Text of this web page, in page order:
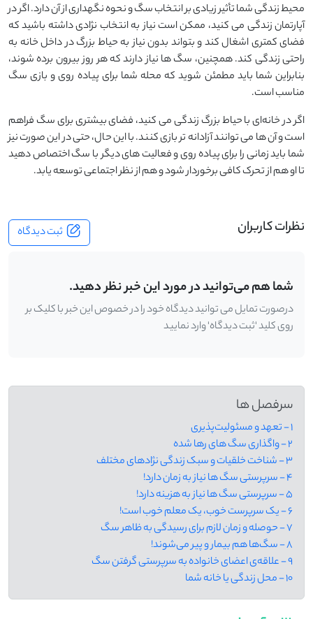
محیط زندگی شما تأثیر زیادی بر انتخاب سگ و نحوه نگهداری از آن دارد. اگر در
آپارتمان زندگی می ‌کنید، ممکن است نیاز به انتخاب نژادی داشته باشید که
فضای کمتری اشغال کند و بتواند بدون نیاز به حیاط بزرگ در داخل خانه به
راحتی زندگی کند. همچنین، سگ ‌ها نیاز دارند که هر روز بیرون برده شوند،
بنابراین شما باید مطمئن شوید که محله شما برای پیاده ‌روی و بازی سگ
مناسب است.
اگر در خانه‌ای با حیاط بزرگ زندگی می ‌کنید، فضای بیشتری برای سگ فراهم
است و آن‌ ها می ‌توانند آزادانه ‌تر بازی کنند. با این حال، حتی در این صورت نیز
شما باید زمانی را برای پیاده‌ روی و فعالیت‌ های دیگر با سگ اختصاص دهید
تا او هم از تحرک کافی برخوردار شود و هم از نظر اجتماعی توسعه یابد.
نظرات کاربران ثبت دیدگاه
شما هم می‌توانید در مورد این خبر نظر دهید.
درصورت تمایل می توانید دیدگاه خود را در خصوص این خبر با کلیک بر
روی کلید 'ثبت دیدگاه' وارد نمایید
سرفصل ها
1 - تعهد و مسئولیت‌پذیری
2 - واگذاری سگ های رها شده
3 - شناخت خلقیات و سبک زندگی نژادهای مختلف
4 - سرپرستی سگ ها نیاز به زمان دارد!
5 - سرپرستی سگ ها نیاز به هزینه دارد!
6 - یک سرپرست خوب، یک معلم خوب است!
7 - حوصله و زمان لازم برای رسیدگی به ظاهر سگ
8 - سگ‌ها هم بیمار و پیر می‌شوند!
9 - علاقه‌ی اعضای خانواده به سرپرستی گرفتن سگ
10 - محل زندگی یا خانه شما